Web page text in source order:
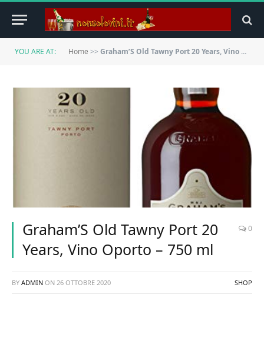
YOU ARE AT: Home >> Graham’S Old Tawny Port 20 Years, Vino Oporto – 750 ml
Graham’S Old Tawny Port 20
Years, Vino Oporto – 750 ml
0
BY ADMIN ON 26 OTTOBRE 2020 SHOP